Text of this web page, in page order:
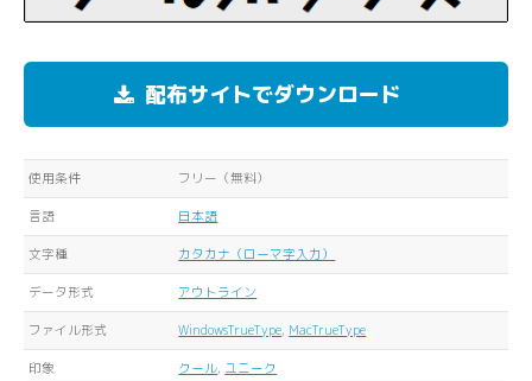
配布サイトでダウンロード
使用条件 フリー（無料）
言語 日本語
文字種 カタカナ（ローマ字入力）
データ形式 アウトライン
ファイル形式 WindowsTrueType, MacTrueType
印象 クール, ユニーク